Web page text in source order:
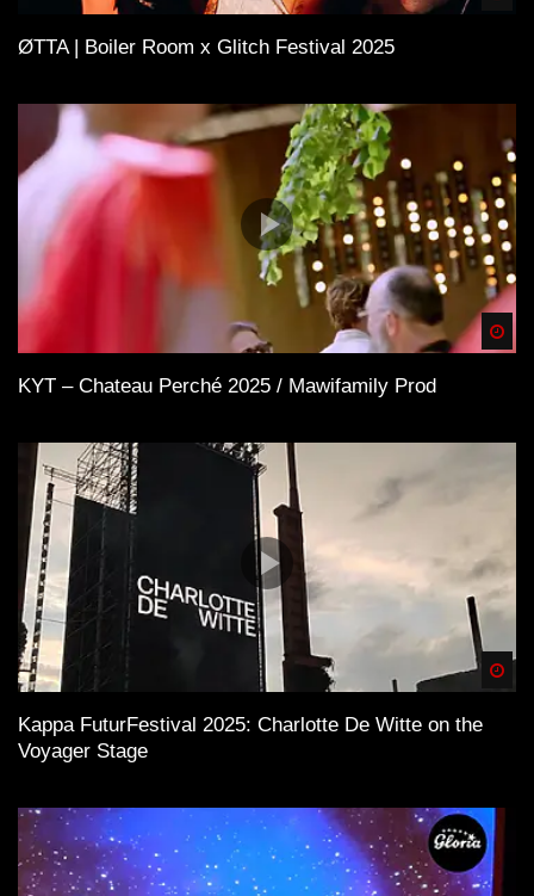
ØTTA | Boiler Room x Glitch Festival 2025
KYT – Chateau Perché 2025 / Mawifamily Prod
Kappa FuturFestival 2025: Charlotte De Witte on the
Voyager Stage